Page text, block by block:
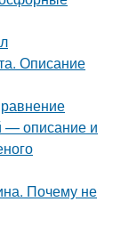
Описание
— описание и
Почему не